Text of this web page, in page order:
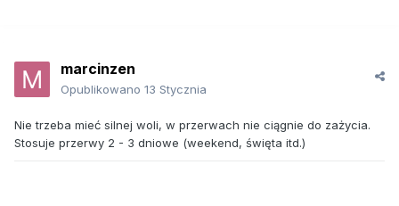
marcinzen
Opublikowano 13 Stycznia
Nie trzeba mieć silnej woli, w przerwach nie ciągnie do zażycia.
Stosuje przerwy 2 - 3 dniowe (weekend, święta itd.)